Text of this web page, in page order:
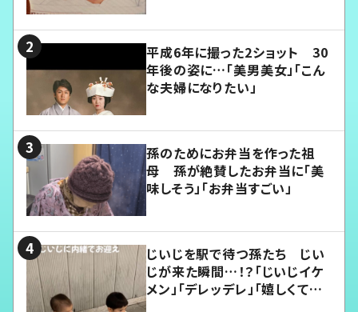
平成6年に撮った2ショット 30
年後の姿に…「美男美女」「こん
な夫婦になりたい」
孫のためにお弁当を作った祖
母 孫が絶賛したお弁当に「美
味しそう」「お弁当すごい」
じいじを駅で待つ孫たち じい
じが来た瞬間…！？「じいじイケ
メン」「デレッデレ」「嬉しくて可